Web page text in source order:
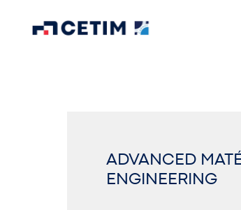
Page d'accueil
ADVANCED
ENGINEERING